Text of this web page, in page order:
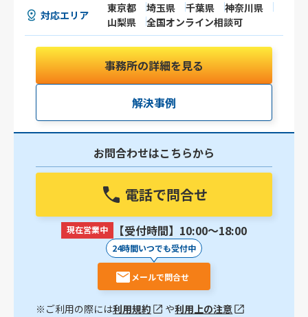
対応エリア
東京都 埼玉県 千葉県
神奈川県
山梨県
全国オンライン相談可
事務所の詳細を見る
解決事例
お問合わせはこちらから
電話で問合せ
現在営業中 【受付時間】10:00〜18:00
24時間いつでも受付中
メールで問合せ
※ご利用の際には利用規約 や利用上の注意